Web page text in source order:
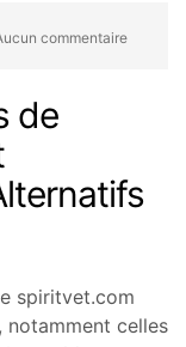
commentaire
de
spiritvet.com
celles